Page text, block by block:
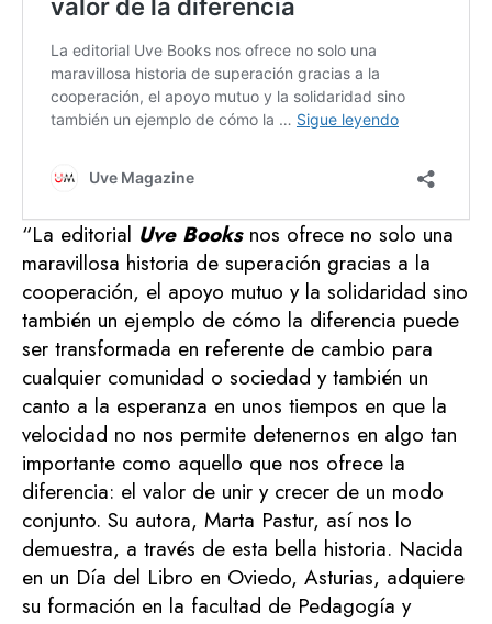
“La editorial Uve Booksnos ofrece no solo una
maravillosa historia de superación gracias a la
cooperación, el apoyo mutuo y la solidaridad sino
también un ejemplo de cómo la diferencia puede
ser transformada en referente de cambio para
cualquier comunidad o sociedad y también un
canto a la esperanza en unos tiempos en que la
velocidad no nos permite detenernos en algo tan
importante como aquello que nos ofrece la
diferencia: el valor de unir y crecer de un modo
conjunto. Su autora, Marta Pastur, así nos lo
demuestra, a través de esta bella historia. Nacida
en un Día del Libro en Oviedo, Asturias, adquiere
su formación en la facultad de Pedagogía y